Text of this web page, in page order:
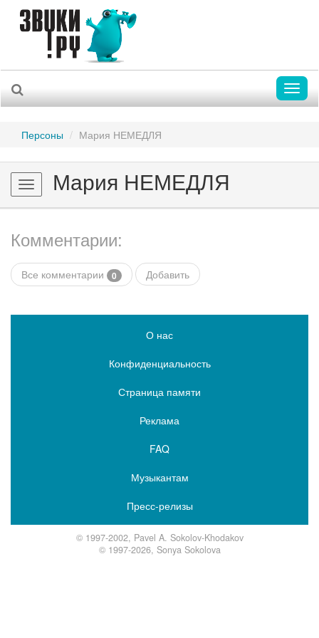
Персоны Мария НЕМЕДЛЯ
Toggle
navigation
Мария НЕМЕДЛЯ
Комментарии:
Все комментарии 0 Добавить
О нас
Конфиденциальность
Страница памяти
Реклама
FAQ
Музыкантам
Пресс-релизы
© 1997-2002, Pavel A. Sokolov-Khodakov
© 1997-2026, Sonya Sokolova